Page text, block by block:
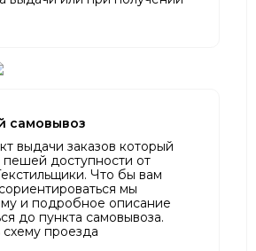
самовывоз
выдачи заказов который
пешей доступности от
Что бы вам
мы
и подробное описание
до пункта самовывоза.
проезда